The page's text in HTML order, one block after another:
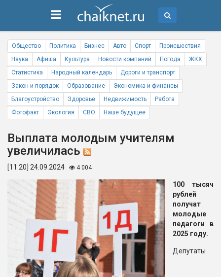
Общество Политика Бизнес Авто Спорт
Происшествия
Наука
Афиша Культура Новости компаний Погода
ЖКХ
Статистика
Народный календарь
Дороги и транспорт
Закон и порядок
Образование
Экономика и финансы
Благоустройство
Здоровье Недвижимость
Работа
Фотофакт
Экология СВО Наше будущее
Выплата молодым учителям
увеличилась
[11:20] 24.09.2024 4 004
100 тысяч
рублей
получат
молодые
педагоги в
2025 году.
Депутаты